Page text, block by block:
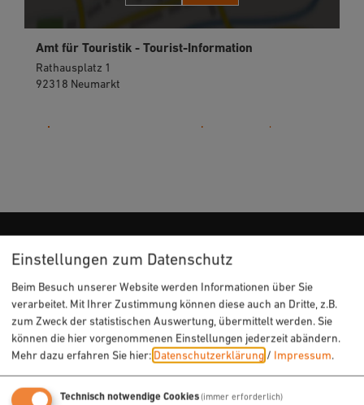
Amt für Touristik - Tourist-Information
Rathausplatz 1
92318 Neumarkt
URLAUB & FREIZEIT
Radfahren
Wandern
Freizeit
Veranstaltungen
Einstellungen zum Datenschutz
Beim Besuch unserer Website werden Informationen über Sie
verarbeitet. Mit Ihrer Zustimmung können diese auch an Dritte, z.B.
zum Zweck der statistischen Auswertung, übermittelt werden. Sie
können die hier vorgenommenen Einstellungen jederzeit abändern.
Mehr dazu erfahren Sie hier: Datenschutzerklärung / Impressum.
Technisch notwendige Cookies(immer erforderlich)